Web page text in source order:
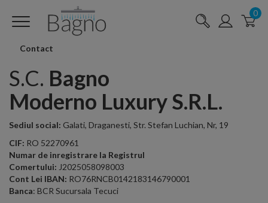
0
Contact
S.C. Bagno
Moderno Luxury S.R.L.
Sediul social: Galati, Draganesti, Str. Stefan Luchian, Nr, 19
CIF: RO 52270961
Numar de inregistrare la Registrul
Comertului: J2025058098003
Cont Lei IBAN: RO76RNCB0142183146790001
Banca: BCR Sucursala Tecuci